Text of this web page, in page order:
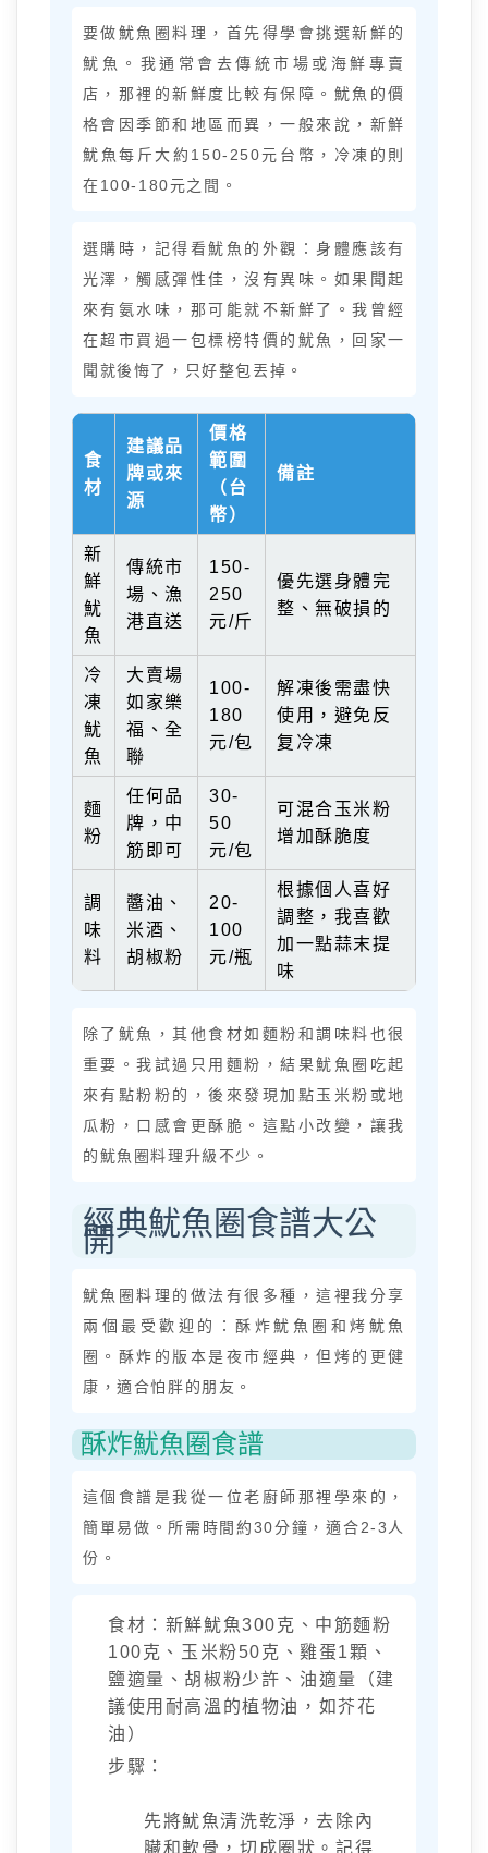
要做魷魚圈料理，首先得學會挑選新鮮的
魷魚。我通常會去傳統市場或海鮮專賣
店，那裡的新鮮度比較有保障。魷魚的價
格會因季節和地區而異，一般來說，新鮮
魷魚每斤大約150-250元台幣，冷凍的則
在100-180元之間。
選購時，記得看魷魚的外觀：身體應該有
光澤，觸感彈性佳，沒有異味。如果聞起
來有氨水味，那可能就不新鮮了。我曾經
在超市買過一包標榜特價的魷魚，回家一
聞就後悔了，只好整包丟掉。
食
材
建議品
牌或來
源
價格
範圍
（台
幣）
備註
新
鮮
魷
魚
傳統市
場、漁
港直送
150-
250
元/斤
優先選身體完
整、無破損的
冷
凍
魷
魚
大賣場
如家樂
福、全
聯
100-
180
元/包
解凍後需盡快
使用，避免反
复冷凍
麵
粉
任何品
牌，中
筋即可
30-
50
元/包
可混合玉米粉
增加酥脆度
調
味
料
醬油、
米酒、
胡椒粉
20-
100
元/瓶
根據個人喜好
調整，我喜歡
加一點蒜末提
味
除了魷魚，其他食材如麵粉和調味料也很
重要。我試過只用麵粉，結果魷魚圈吃起
來有點粉粉的，後來發現加點玉米粉或地
瓜粉，口感會更酥脆。這點小改變，讓我
的魷魚圈料理升級不少。
經典魷魚圈食譜大公
開
魷魚圈料理的做法有很多種，這裡我分享
兩個最受歡迎的：酥炸魷魚圈和烤魷魚
圈。酥炸的版本是夜市經典，但烤的更健
康，適合怕胖的朋友。
酥炸魷魚圈食譜
這個食譜是我從一位老廚師那裡學來的，
簡單易做。所需時間約30分鐘，適合2-3人
份。
食材：新鮮魷魚300克、中筋麵粉
100克、玉米粉50克、雞蛋1顆、
鹽適量、胡椒粉少許、油適量（建
議使用耐高溫的植物油，如芥花
油）
步驟：
先將魷魚清洗乾淨，去除內
臟和軟骨，切成圈狀。記得